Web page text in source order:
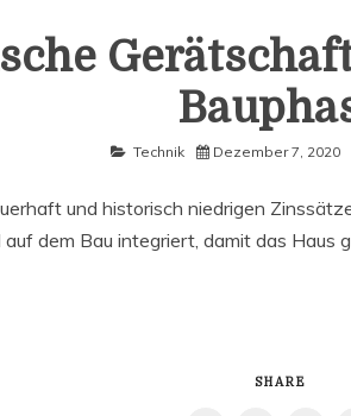
Technik Dezember 7, 2020
und historisch niedrigen
dem Bau integriert, damit das Haus
SHARE